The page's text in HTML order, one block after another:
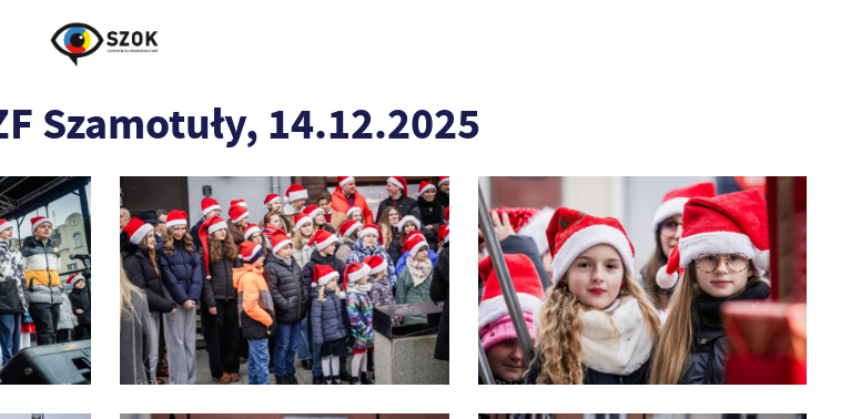
Szamotuły, 14.12.2025